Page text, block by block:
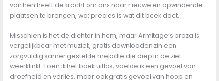
van hen heeft de kracht om ons naar nieuwe en opwindende
plaatsen te brengen, wat precies is wat dit boek doet.
Misschien is het de dichter in hem, maar Armitage’s proza is
vergelijkbaar met muziek, gratis downloaden zin een
zorgvuldig samengestelde melodie die diep in de ziel
weerklinkt. Toen ik het boek uitlas, voelde ik een gevoel van
droefheid en verlies, maar ook gratis gevoel van hoop en